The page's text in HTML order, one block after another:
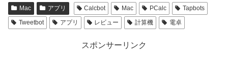
Mac アプリ Calcbot Mac PCalc
Tapbots
Tweetbot
アプリ レビュー 計算機 電卓
スポンサーリンク